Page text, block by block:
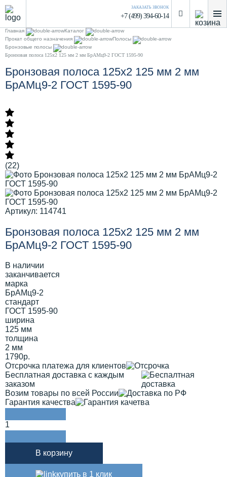
ЗАКАЗАТЬ ЗВОНОК
+7 (499) 394-60-14
Главная
Каталог
Прокат общего назначения
Полосы
Бронзовые полосы
Бронзовая полоса 125х2 125 мм 2 мм БрАМц9-2 ГОСТ 1595-90
Бронзовая полоса 125х2 125 мм 2 мм
БрАМц9-2 ГОСТ 1595-90
(22)
Артикул: 114741
Бронзовая полоса 125х2 125 мм 2 мм
БрАМц9-2 ГОСТ 1595-90
В наличии
заканчивается
марка
БрАМц9-2
стандарт
ГОСТ 1595-90
ширина
125 мм
толщина
2 мм
1790р.
Отсрочка платежа для клиентов
Бесплатная доставка с каждым
заказом
Возим товары по всей России
Гарантия качества
1
В корзину
купить в 1 клик